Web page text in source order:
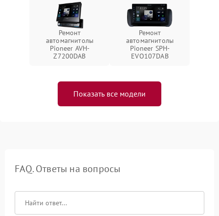
Ремонт
автомагнитолы
Pioneer AVH-
Z7200DAB
Ремонт
автомагнитолы
Pioneer SPH-
EVO107DAB
Показать все модели
FAQ. Ответы на вопросы